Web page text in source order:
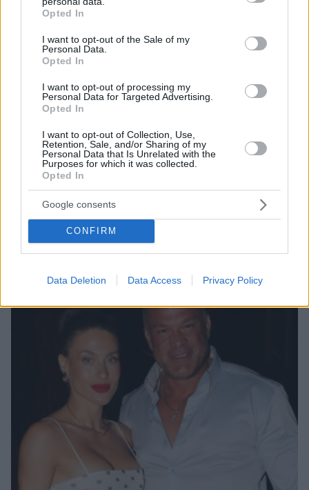
grant or deny consent to Google and its third-party tags to
use your data for below specified purposes in below Google
consent section.
Opted In
I want to opt-out of the Sale of my
Personal Data.
Opted In
I want to opt-out of processing my
Personal Data for Targeted Advertising.
Opted In
I want to opt-out of Collection, Use,
Retention, Sale, and/or Sharing of my
Personal Data that Is Unrelated with the
Purposes for which it was collected.
Opted In
Google consents
CONFIRM
Data Deletion Data Access Privacy Policy
Εν ψυχρώ δολοφονία ζευγαριού σε μπαρ στην
Κολομβία: Η γυναίκα προσπάθησε να προστατεύσει τον
άνδρα της, ήταν γονείς 6χρονου κοριτσιού, δείτε βίντεο
πριν 41 λεπτά
H Αποστολία Ζώη φωτογραφίζεται στην παραλία
«χαρούμενη, γεμάτη αλμύρα»
Έρευνα σε βάρος 116 αστυνομικών στην Κόστα Ρίκα για
διασυνδέσεις με το οργανωμένο έγκλημα
ΔΕΙΤΕ ΟΛΕΣ ΤΙΣ ΕΙΔΗΣΕΙΣ
ΤΑ ΠΙΟ ΔΗΜΟΦΙΛΗ